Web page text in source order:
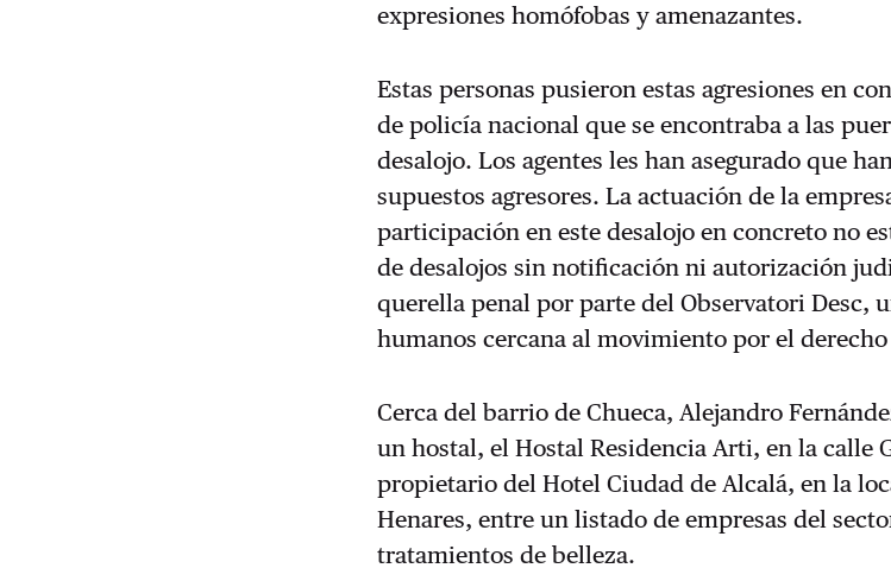
expresiones homófobas y amenazantes.
Estas personas pusieron estas agresiones en
de policía nacional que se encontraba a las
desalojo. Los agentes les han asegurado que
supuestos agresores. La actuación de la
participación en este desalojo en concreto no
de desalojos sin notificación ni autorización
querella penal por parte del Observatori Desc,
humanos cercana al movimiento por el
Cerca del barrio de Chueca, Alejandro
un hostal, el Hostal Residencia Arti, en la calle
propietario del Hotel Ciudad de Alcalá, en la
Henares, entre un listado de empresas del
tratamientos de belleza.